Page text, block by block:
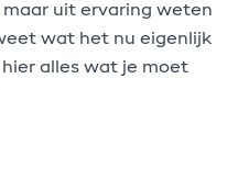
uit ervaring weten
wat het nu eigenlijk
alles wat je moet